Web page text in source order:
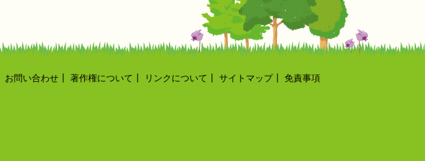
お問い合わせ 著作権について リンクについて サイトマップ┃ 免責事項